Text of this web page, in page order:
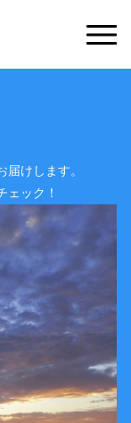
けします。
ェック！